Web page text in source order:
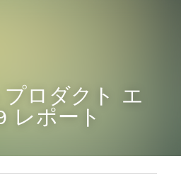
ロダクト エ
レポート